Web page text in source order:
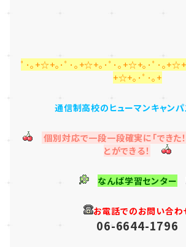
ﾟ･｡+☆+｡･ﾟ･｡+☆+｡･ﾟ･｡+☆+｡･ﾟ･｡
+☆+｡･ﾟ･｡+
通信制高校のヒューマンキャン
個別対応で一段一段確実に「できた
とができる！
なんば学習センター
お電話でのお問い合わ
06-6644-1796